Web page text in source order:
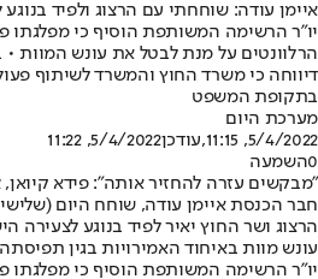
איימן עודה: שוחחתי עם הרצוג ולפיד
יו"ר הרשימה המשותפת הוסיף כי מפלגתו
הרלוונטים על מנת לבטל את עונש המוות
דיווחה כי משרד החוץ והמשרד לשיתוף
בתקופת המשפט
מערכת היום
5/4/2022, 11:15
,עודכן5/4/2022, 11:22
0השמעה
"מבקשים עזרה להחזיר אותה": פידא קיואן,
חבר הכנסת איימן עודה, שוחח היום
הרצוג ושר החוץ יאיר לפיד בנוגע לצעירה
עונש מוות באיחוד האמירויות בגין
יו"ר הרשימה המשותפת הוסיף כי מפלגתו